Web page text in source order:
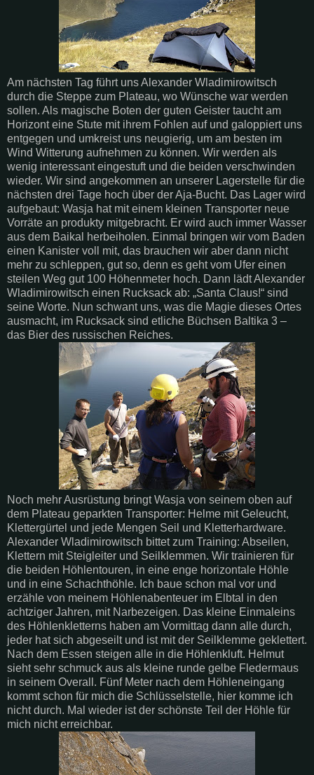
Am nächsten Tag führt uns Alexander Wladimirowitsch
durch die Steppe zum Plateau, wo Wünsche war werden
sollen. Als magische Boten der guten Geister taucht am
Horizont eine Stute mit ihrem Fohlen auf und galoppiert uns
entgegen und umkreist uns neugierig, um am besten im
Wind Witterung aufnehmen zu können. Wir werden als
wenig interessant eingestuft und die beiden verschwinden
wieder. Wir sind angekommen an unserer Lagerstelle für die
nächsten drei Tage hoch über der Aja-Bucht. Das Lager wird
aufgebaut: Wasja hat mit einem kleinen Transporter neue
Vorräte an produkty mitgebracht. Er wird auch immer Wasser
aus dem Baikal herbeiholen. Einmal bringen wir vom Baden
einen Kanister voll mit, das brauchen wir aber dann nicht
mehr zu schleppen, gut so, denn es geht vom Ufer einen
steilen Weg gut 100 Höhenmeter hoch. Dann lädt Alexander
Wladimirowitsch einen Rucksack ab: „Santa Claus!“ sind
seine Worte. Nun schwant uns, was die Magie dieses Ortes
ausmacht, im Rucksack sind etliche Büchsen Baltika 3 –
das Bier des russischen Reiches.
Noch mehr Ausrüstung bringt Wasja von seinem oben auf
dem Plateau geparkten Transporter: Helme mit Geleucht,
Klettergürtel und jede Mengen Seil und Kletterhardware.
Alexander Wladimirowitsch bittet zum Training: Abseilen,
Klettern mit Steigleiter und Seilklemmen. Wir trainieren für
die beiden Höhlentouren, in eine enge horizontale Höhle
und in eine Schachthöhle. Ich baue schon mal vor und
erzähle von meinem Höhlenabenteuer im Elbtal in den
achtziger Jahren, mit Narbezeigen. Das kleine Einmaleins
des Höhlenkletterns haben am Vormittag dann alle durch,
jeder hat sich abgeseilt und ist mit der Seilklemme geklettert.
Nach dem Essen steigen alle in die Höhlenkluft. Helmut
sieht sehr schmuck aus als kleine runde gelbe Fledermaus
in seinem Overall. Fünf Meter nach dem Höhleneingang
kommt schon für mich die Schlüsselstelle, hier komme ich
nicht durch. Mal wieder ist der schönste Teil der Höhle für
mich nicht erreichbar.